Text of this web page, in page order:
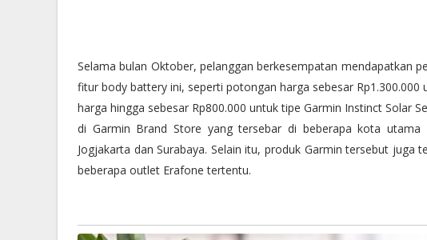
Selama bulan Oktober, pelanggan berkesempatan mendapatkan
fitur body battery ini, seperti potongan harga sebesar
harga hingga sebesar Rp800.000 untuk tipe Garmin Instinct Solar
di Garmin Brand Store yang tersebar di beberapa kota utama
Jogjakarta dan Surabaya. Selain itu, produk Garmin tersebut juga
beberapa outlet Erafone tertentu.